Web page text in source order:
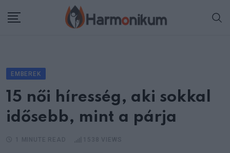
EMBEREK
15 női híresség, aki sokkal
idősebb, mint a párja